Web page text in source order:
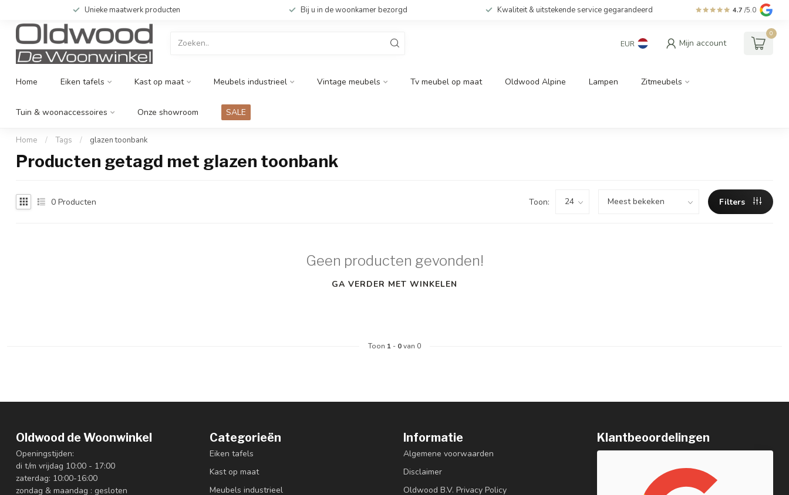
Unieke maatwerk producten Bij u in de woonkamer bezorgd Kwaliteit & uitstekende service gegarandeerd 4.7 /5.0
EUR Mijn account
0
Home Eiken tafels Kast op maat Meubels industrieel Vintage meubels Tv meubel op maat Oldwood Alpine Lampen Zitmeubels
Tuin & woonaccessoires Onze showroom SALE
Home / Tags / glazen toonbank
Producten getagd met glazen toonbank
0 Producten Toon: Filters
Geen producten gevonden!
GA VERDER MET WINKELEN
Toon 1 - 0van 0
Oldwood de Woonwinkel
Openingstijden:
di t/m vrijdag 10:00 - 17:00
zaterdag: 10:00-16:00
zondag & maandag : gesloten
Categorieën
Eiken tafels
Kast op maat
Meubels industrieel
Informatie
Algemene voorwaarden
Disclaimer
Oldwood B.V. Privacy Policy
Klantbeoordelingen